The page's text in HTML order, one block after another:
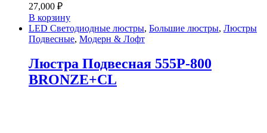
27,000 ₽
В корзину
LED Светодиодные люстры, Большие люстры, Люстры
Подвесные, Модерн & Лофт
Люстра Подвесная 555P-800
BRONZE+CL